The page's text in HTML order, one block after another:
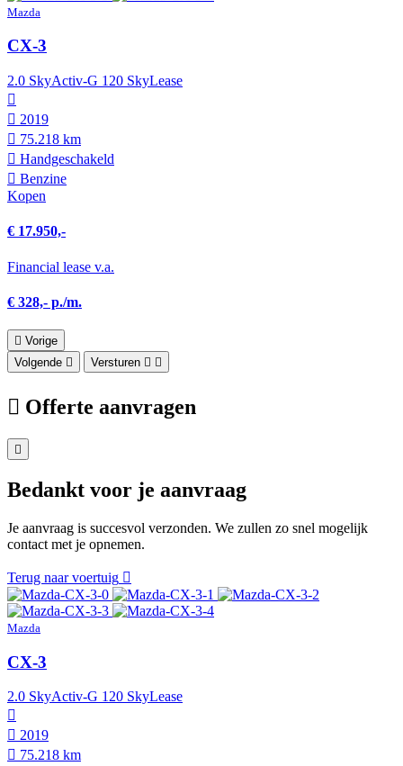
Mazda
CX-3
2.0 SkyActiv-G 120 SkyLease
2019
75.218 km
Hand­geschakeld
Benzine
Kopen
€ 17.950,-
Financial lease v.a.
€ 328,- p./m.
Vorige
Volgende
Versturen
Offerte aanvragen
Bedankt voor je aanvraag
Je aanvraag is succesvol verzonden. We zullen zo snel mogelijk
contact met je opnemen.
Terug naar voertuig
Mazda
CX-3
2.0 SkyActiv-G 120 SkyLease
2019
75.218 km